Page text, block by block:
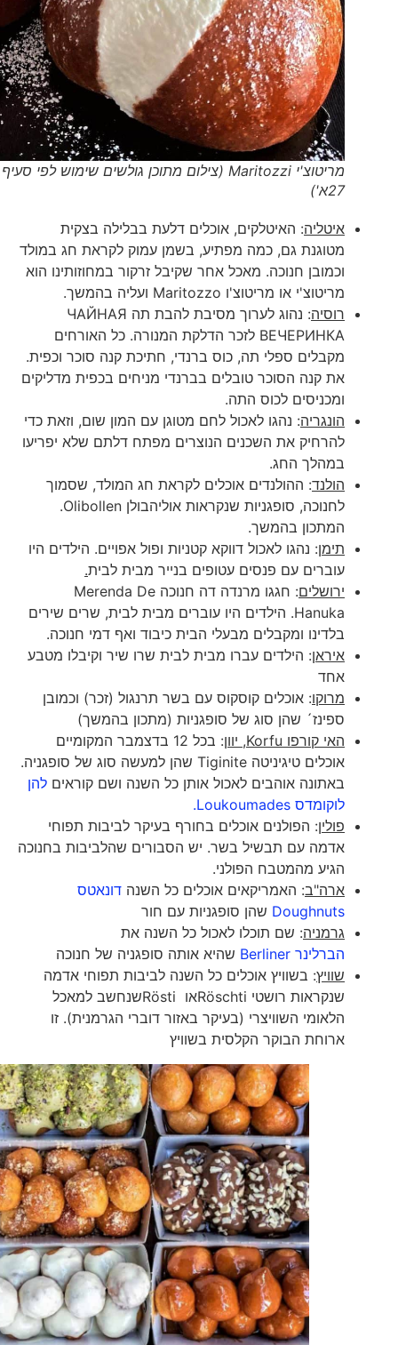
מריטוצ'י Maritozzi (צילום מתוכן גולשים שימוש לפי סעיף
איטליה: האיטלקים, אוכלים דלעת בבלילה בצקית
מטוגנת גם, כמה מפתיע, בשמן עמוק לקראת חג במולד
וכמובן חנוכה. מאכל אחר שקיבל זרקור במחוזותינו הוא
מריטוצ'י או מריטוצ'ו Maritozzo ועליה בהמשך.
רוסיה
: נהוג לערוך מסיבת להבת תה ЧАЙНАЯ
ВЕЧЕРИНКА לזכר הדלקת המנורה. כל האורחים
מקבלים ספלי תה, כוס ברנדי, חתיכת קנה סוכר וכפית.
את קנה הסוכר טובלים בברנדי מניחים בכפית מדליקים
ומכניסים לכוס התה.
הונגריה: נהגו לאכול לחם מטוגן עם המון שום, וזאת כדי
להרחיק את השכנים הנוצרים מפתח דלתם שלא יפריעו
במהלך החג.
הולנד: ההולנדים אוכלים לקראת חג המולד, שסמוך
לחנוכה, סופגניות שנקראות אוליהבולן Olibollen.
המתכון בהמשך.
תימן: נהגו לאכול דווקא קטניות ופול אפויים. הילדים היו
עוברים עם פנסים עטופים בנייר מבית לבית.
ירושלים
: חגגו מרנדה דה חנוכה Merenda De
Hanuka. הילדים היו עוברים מבית לבית, שרים שירים
בלדינו ומקבלים מבעלי הבית כיבוד ואף דמי חנוכה.
איראן: הילדים עברו מבית לבית שרו שיר וקיבלו מטבע
אחד
מרוקו: אוכלים קוסקוס עם בשר תרנגול (זכר) וכמובן
ספינז´ שהן סוג של סופגניות (מתכון בהמשך)
האי קורפוKorfu, יוון
: בכל 12 בדצמבר המקומיים
אוכלים טיגיניטה Tiginite שהן למעשה סוג של סופגניה.
באתונה אוהבים לאכול אותן כל השנה ושם קוראיםלהן
לוקומדס Loukoumades.
פולין: הפולנים אוכלים בחורף בעיקר לביבות תפוחי
אדמה עם תבשיל בשר. יש הסבורים שהלביבות בחנוכה
הגיע מהמטבח הפולני.
ארה"ב: האמריקאים אוכלים כל השנהדונאטס
Doughnutsשהן סופגניות עם חור
גרמניה: שם תוכלו לאכול כל השנה את
הברלינר Berliner
שהיא אותה סופגניה של חנוכה
שוויץ: בשוויץ אוכלים כל השנה לביבות תפוחי אדמה
שנקראות רושטי Röschtiאו Röstiשנחשב למאכל
הלאומי השוויצרי (בעיקר באזור דוברי הגרמנית). זו
ארוחת הבוקר הקלסית בשוויץ